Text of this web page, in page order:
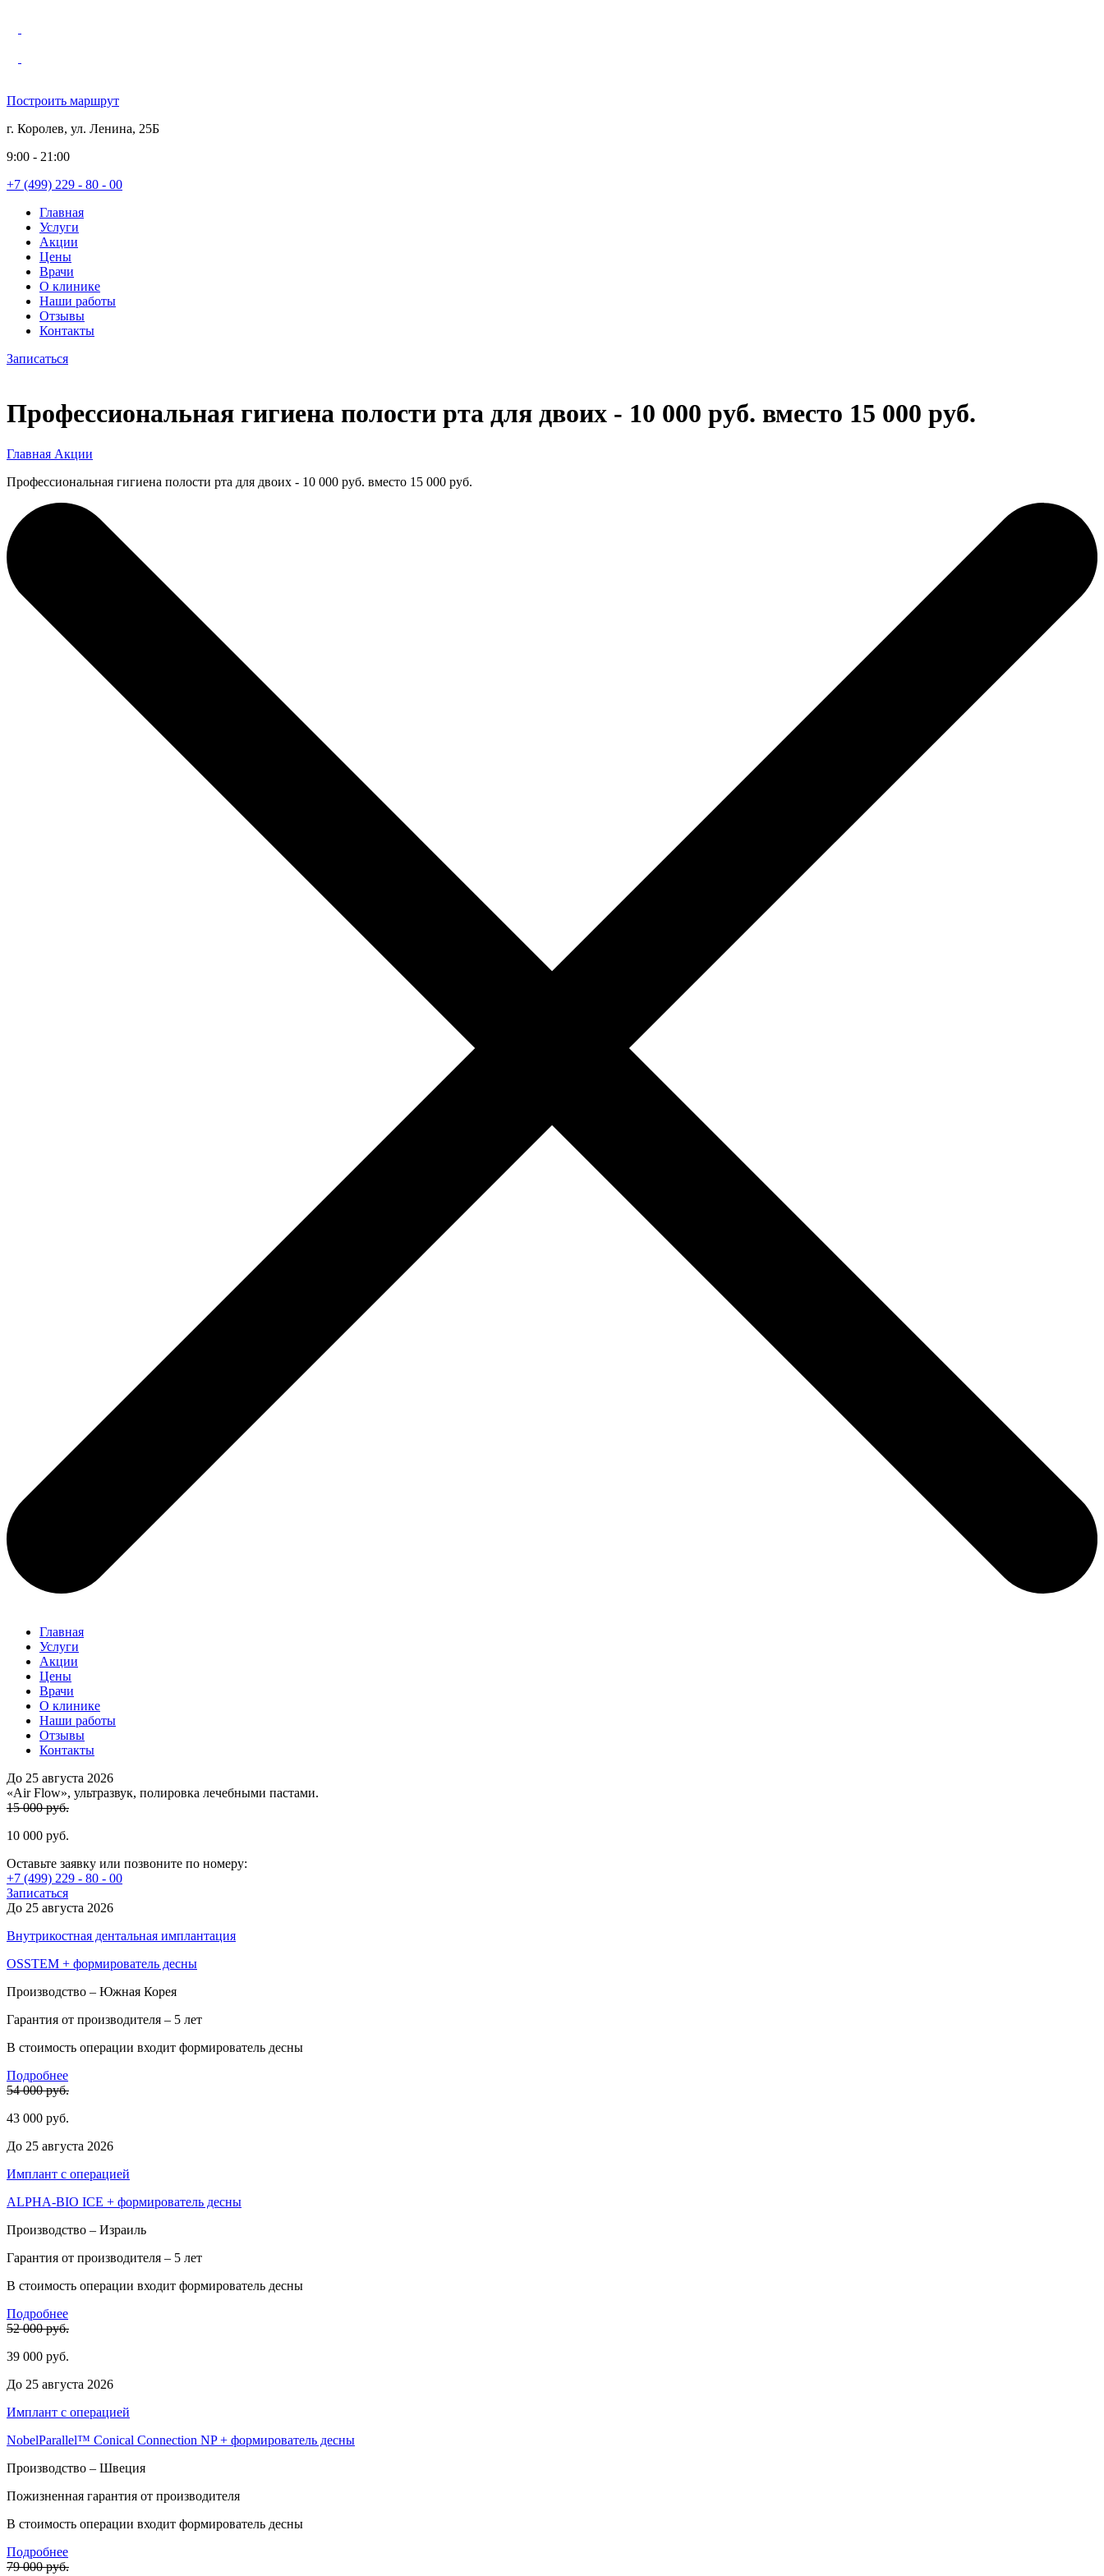
Построить маршрут
г. Королев, ул. Ленина, 25Б
9:00 - 21:00
+7 (499) 229 - 80 - 00
Главная
Услуги
Акции
Цены
Врачи
О клинике
Наши работы
Отзывы
Контакты
Записаться
Профессиональная гигиена полости рта для двоих - 10 000 руб. вместо 15 000 руб.
Главная Акции
Профессиональная гигиена полости рта для двоих - 10 000 руб. вместо 15 000 руб.
Главная
Услуги
Акции
Цены
Врачи
О клинике
Наши работы
Отзывы
Контакты
До 25 августа 2026
«Air Flow», ультразвук, полировка лечебными пастами.
15 000 руб.
10 000 руб.
Оставьте заявку или позвоните по номеру:
+7 (499) 229 - 80 - 00
Записаться
До 25 августа 2026
Внутрикостная дентальная имплантация
OSSTEM + формирователь десны
Производство – Южная Корея
Гарантия от производителя – 5 лет
В стоимость операции входит формирователь десны
Подробнее
54 000 руб.
43 000 руб.
До 25 августа 2026
Имплант c операцией
ALPHA-BIO ICE + формирователь десны
Производство – Израиль
Гарантия от производителя – 5 лет
В стоимость операции входит формирователь десны
Подробнее
52 000 руб.
39 000 руб.
До 25 августа 2026
Имплант c операцией
NobelParallel™ Conical Connection NP + формирователь десны
Производство – Швеция
Пожизненная гарантия от производителя
В стоимость операции входит формирователь десны
Подробнее
79 000 руб.